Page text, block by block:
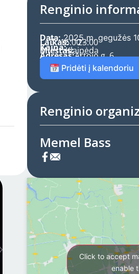
Renginio
Data:2025 m. gegužės
Laikas:16:00 -23:00
Kaina:
Miestas:Klaipėda
Adresas:Artojo g. 6,
Pridėti į kalendoriu
Renginio
Memel Bass
Click to accept
enable